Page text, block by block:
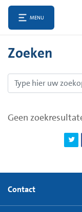
MENU
Zoeken
Geen
Contact